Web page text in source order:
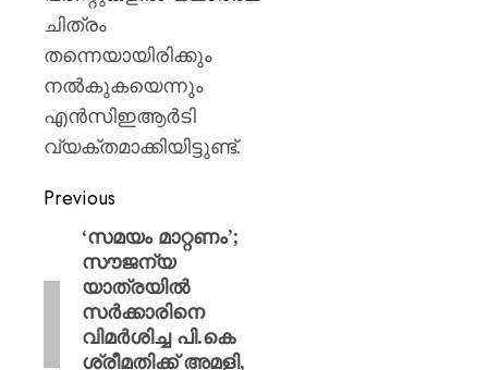
ചിത്രം
തന്നെയായിരിക്കും
നൽകുകയെന്നും
എൻസിഇആർടി
വ്യക്തമാക്കിയിട്ടുണ്ട്.
Previous
‘സമയം മാറ്റണം’;
സൗജന്യ
യാത്രയിൽ
സർക്കാരിനെ
വിമർശിച്ച പി.കെ
ശ്രീമതിക്ക് അമളി,